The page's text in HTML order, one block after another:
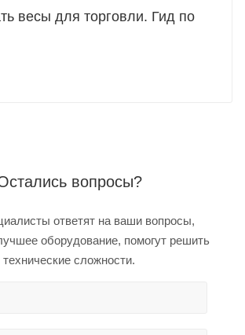
весы для торговли. Гид по
вопросы?
ответят на ваши вопросы,
оборудование, помогут решить
технические сложности.